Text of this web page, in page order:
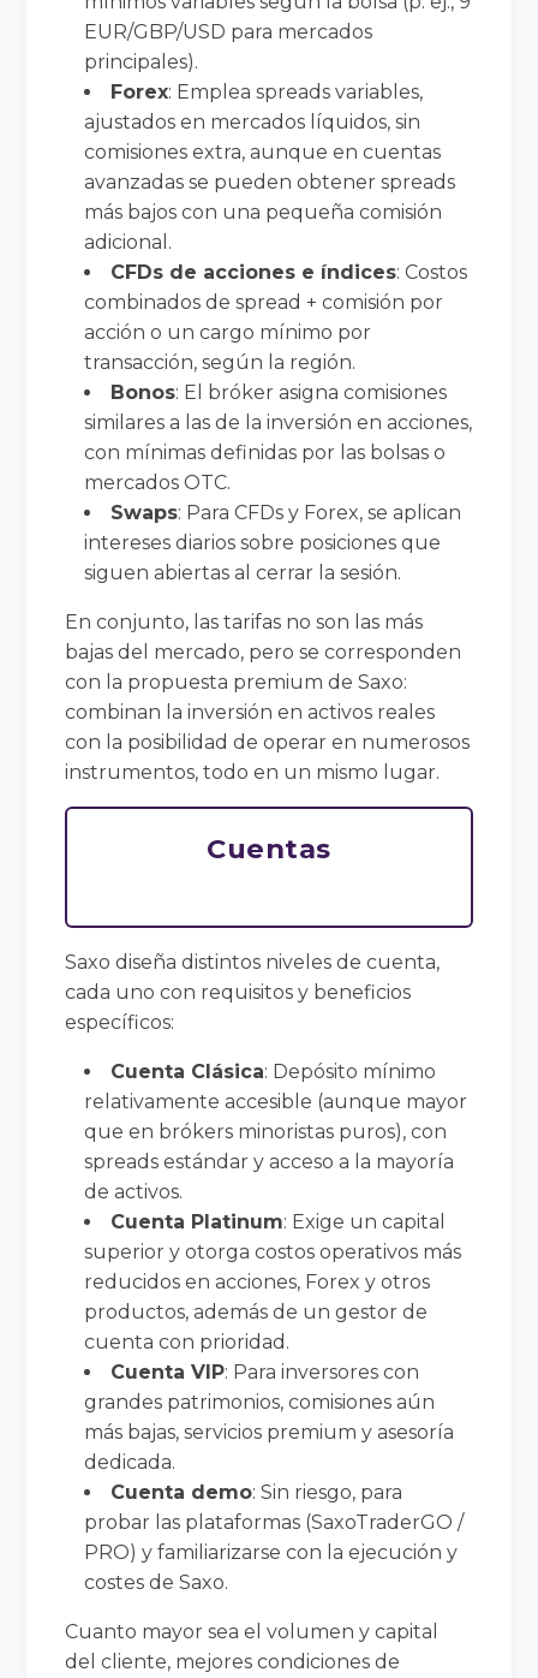
EUR/GBP/USD para mercados
principales).
Forex: Emplea spreads variables,
ajustados en mercados líquidos, sin
comisiones extra, aunque en cuentas
avanzadas se pueden obtener spreads
más bajos con una pequeña comisión
adicional.
CFDs de acciones e índices: Costos
combinados de spread + comisión por
acción o un cargo mínimo por
transacción, según la región.
Bonos: El bróker asigna comisiones
similares a las de la inversión en acciones,
con mínimas definidas por las bolsas o
mercados OTC.
Swaps: Para CFDs y Forex, se aplican
intereses diarios sobre posiciones que
siguen abiertas al cerrar la sesión.
En conjunto, las tarifas no son las más
bajas del mercado, pero se corresponden
con la propuesta premium de Saxo:
combinan la inversión en activos reales
con la posibilidad de operar en numerosos
instrumentos, todo en un mismo lugar.
Cuentas
Saxo diseña distintos niveles de cuenta,
cada uno con requisitos y beneficios
específicos:
Cuenta Clásica: Depósito mínimo
relativamente accesible (aunque mayor
que en brókers minoristas puros), con
spreads estándar y acceso a la mayoría
de activos.
Cuenta Platinum: Exige un capital
superior y otorga costos operativos más
reducidos en acciones, Forex y otros
productos, además de un gestor de
cuenta con prioridad.
Cuenta VIP: Para inversores con
grandes patrimonios, comisiones aún
más bajas, servicios premium y asesoría
dedicada.
Cuenta demo: Sin riesgo, para
probar las plataformas (SaxoTraderGO /
PRO) y familiarizarse con la ejecución y
costes de Saxo.
Cuanto mayor sea el volumen y capital
del cliente, mejores condiciones de